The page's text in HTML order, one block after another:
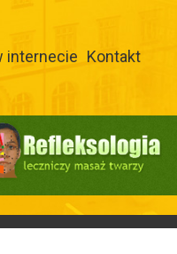
internecie Kontakt